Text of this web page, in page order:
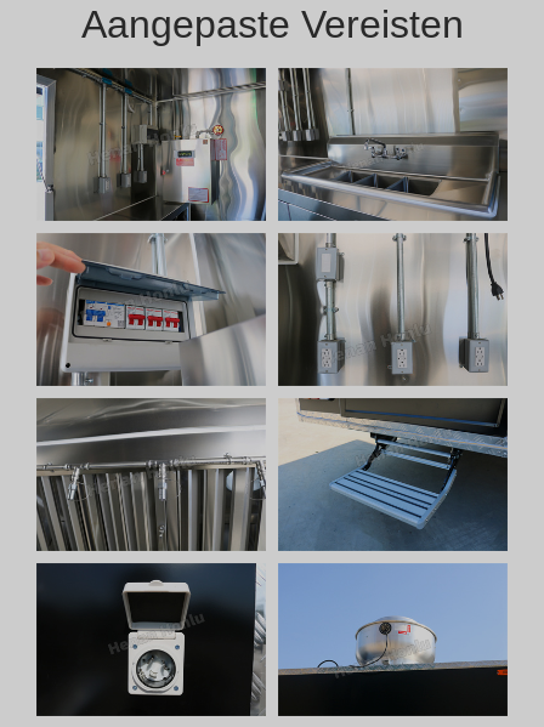
Aangepaste Vereisten